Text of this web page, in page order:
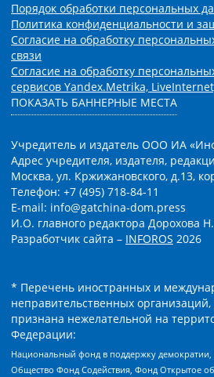
Порядок обработки персональных
Политика конфиденциальности и
Согласие на обработку
связи
Согласие на обработку
сервисов Yandex.Metrika,
ПОКАЗАТЬ БАННЕРНЫЕ МЕСТА
Учредитель и издатель ООО ИА
Адрес учредителя, издателя,
Москва, ул. Кржижановского, д.13,
Телефон: +7 (495) 718-84-11
E-mail: info@gatchina-dom.press
И.О. главного редактора Дорохова
Разработчик сайта – INFOROS 2026
* Перечень иностранных и
неправительственных организаций,
признана нежелательной на
Федерации:
Национальный фонд в поддержку демократии,
Общество Фонд Содействия, Фонд Открытое